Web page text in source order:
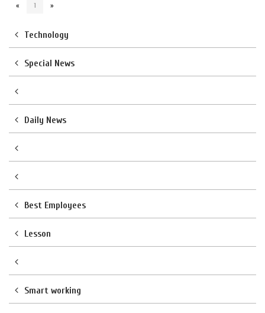
« 1 »
Technology
Special News
Daily News
Best Employees
Lesson
Smart working